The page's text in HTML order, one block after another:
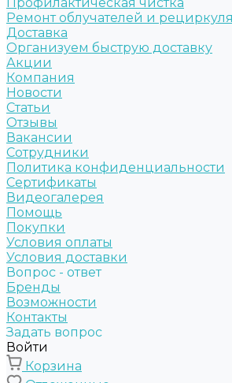
Ремонт облучателей и
Доставка
Организуем быструю доставку
Акции
Компания
Новости
Статьи
Отзывы
Вакансии
Сотрудники
Политика конфиденциальности
Сертификаты
Видеогалерея
Помощь
Покупки
Условия оплаты
Условия доставки
Вопрос - ответ
Бренды
Возможности
Контакты
Задать вопрос
Войти
Корзина